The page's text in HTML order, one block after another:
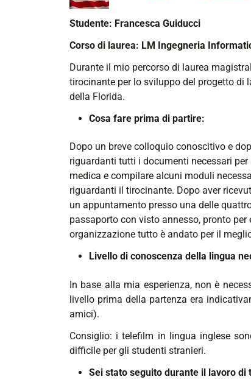
Studente: Francesca Guiducci
Corso di laurea: LM Ingegneria
Durante il mio percorso di laurea
tirocinante per lo sviluppo del progetto di
della Florida.
Cosa fare prima di partire:
Dopo un breve colloquio conoscitivo e
riguardanti tutti i documenti necessari
medica e compilare alcuni moduli
riguardanti il tirocinante. Dopo aver
un appuntamento presso una delle
passaporto con visto annesso, pronto per
organizzazione tutto è andato per il
Livello di conoscenza della lingua
In base alla mia esperienza, non è
livello prima della partenza era
amici).
Consiglio: i telefilm in lingua inglese
difficile per gli studenti stranieri.
Sei stato seguito durante il lavoro di